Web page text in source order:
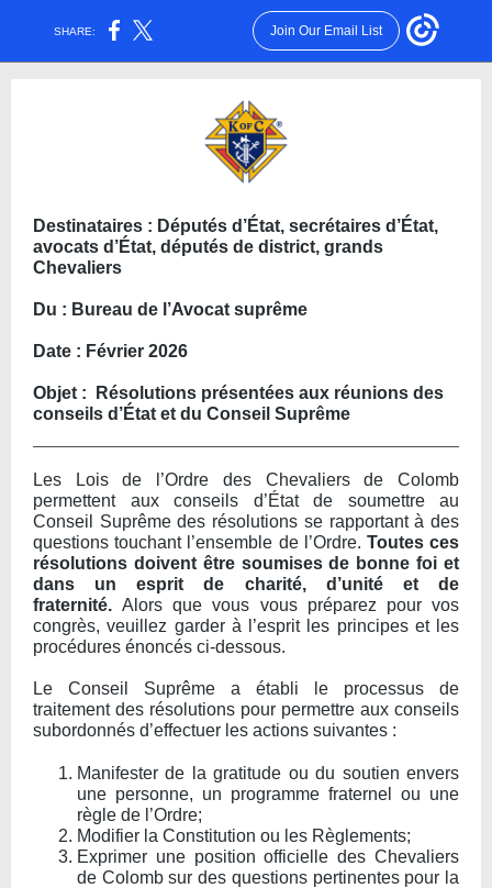
SHARE: Join Our Email List
Destinataires : Députés d’État, secrétaires d’État,
avocats d’État, députés de district, grands
Chevaliers
Du : Bureau de l’Avocat suprême
Date : Février 2026
Objet : Résolutions présentées aux réunions des
conseils d’État et du Conseil Suprême
Les Lois de l’Ordre des Chevaliers de Colomb
permettent aux conseils d’État de soumettre au
Conseil Suprême des résolutions se rapportant à des
questions touchant l’ensemble de l’Ordre. Toutes ces
résolutions doivent être soumises de bonne foi et
dans un esprit de charité, d’unité et de
fraternité. Alors que vous vous préparez pour vos
congrès, veuillez garder à l’esprit les principes et les
procédures énoncés ci-dessous.
Le Conseil Suprême a établi le processus de
traitement des résolutions pour permettre aux conseils
subordonnés d’effectuer les actions suivantes :
Manifester de la gratitude ou du soutien envers
une personne, un programme fraternel ou une
règle de l’Ordre;
Modifier la Constitution ou les Règlements;
Exprimer une position officielle des Chevaliers
de Colomb sur des questions pertinentes pour la